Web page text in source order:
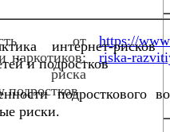
от
наркотиков:
риска
подростков
https://
riska-
интернет-
и подростков
подросткового
риски.